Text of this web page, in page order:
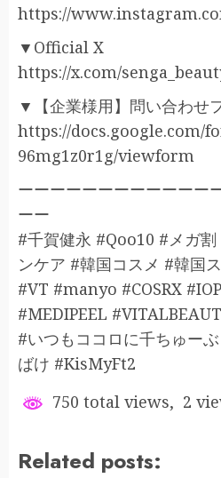
https://
▼Official X
https://x.com/
▼【企業様用】問い合わせ
https://docs.google.com/
96mg1z0r1g/viewform
ーーーーーーーーーーーー
ーー
#千賀健永 #Qoo10 #メガ
ンケア #韓国コスメ #韓国
#VT #manyo #COSRX
#MEDIPEEL
#いつもココロに千ちゅー
ばけ #KisMyFt2
750 total views, 2
Related posts: